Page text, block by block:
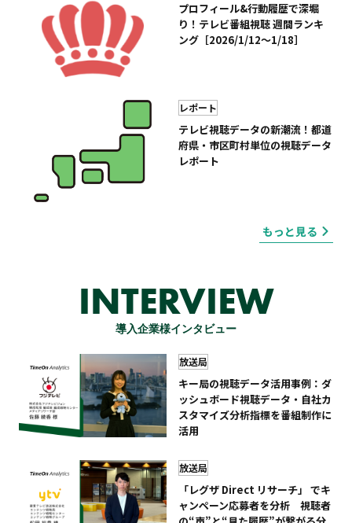
プロフィール&行動履歴で深堀
り！テレビ番組視聴 週間ランキ
ング［2026/1/12～1/18］
レポート
テレビ視聴データの新潮流！都道
府県・市区町村単位の視聴データ
レポート
もっと見る
INTERVIEW
導入企業様インタビュー
放送局
キー局の視聴データ活用事例：ダ
ッシュボード視聴データ・自社カ
スタマイズ分析指標を番組制作に
活用
放送局
「レグザ Direct リサーチ」 でキ
ャンペーン応募者を分析 視聴者